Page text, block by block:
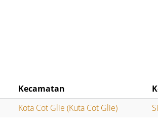
Kecamatan
Kota Cot Glie (Kuta Cot Glie)